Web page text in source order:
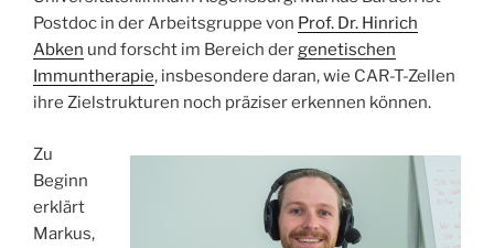
Postdoc in der Arbeitsgruppe von Prof. Dr. Hinrich
Abken und forscht im Bereich dergenetischen
Immuntherapie, insbesondere daran, wie CAR-T-Zellen
ihre Zielstrukturen noch präziser erkennen können.
Zu
Beginn
erklärt
Markus,